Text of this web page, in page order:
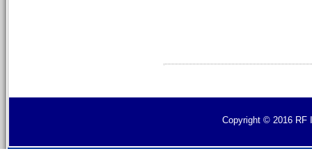
Copyright © 2016 RF